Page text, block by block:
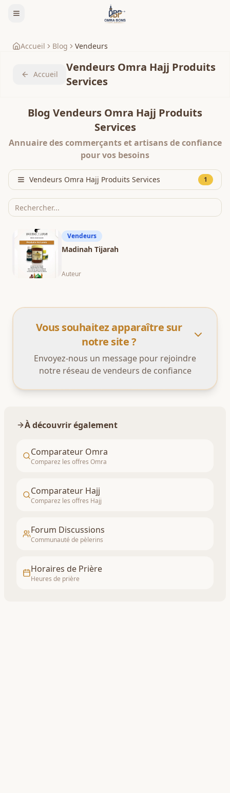
Accueil Blog Vendeurs
Accueil
Vendeurs Omra Hajj Produits
Services
Blog Vendeurs Omra Hajj Produits
Services
Annuaire des commerçants et artisans de confiance
pour vos besoins
Vendeurs Omra Hajj Produits Services 1
Vendeurs
Madinah Tijarah
Auteur
Vous souhaitez apparaître sur
notre site ?
Envoyez-nous un message pour rejoindre
notre réseau devendeurs de confiance
À découvrir également
Comparateur Omra
Comparez les offres Omra
Comparateur Hajj
Comparez les offres Hajj
Forum Discussions
Communauté de pèlerins
Horaires de Prière
Heures de prière